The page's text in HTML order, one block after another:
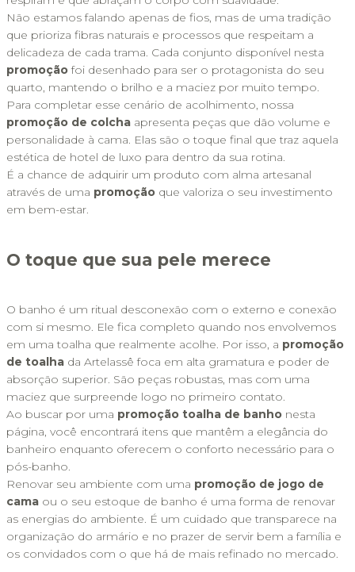
Não estamos falando apenas de fios, mas de uma tradição
que prioriza fibras naturais e processos que respeitam a
promoção foi desenhado para ser o protagonista do seu
quarto, mantendo o brilho e a maciez por muito tempo.
promoção de colcha apresenta peças que dão volume e
personalidade à cama. Elas são o toque final que traz aquela
estética de hotel de luxo para dentro da sua rotina.
É a chance de adquirir um produto com alma artesanal
através de uma promoção que valoriza o seu investimento
em bem-estar.
O toque que sua pele merece
O banho é um ritual desconexão com o externo e conexão
com si mesmo. Ele fica completo quando nos envolvemos
em uma toalha que realmente acolhe. Por isso, a promoção
de toalha da Artelassê foca em alta gramatura e poder de
absorção superior. São peças robustas, mas com uma
maciez que surpreende logo no primeiro contato.
Ao buscar por uma promoção toalha de banho nesta
página, você encontrará itens que mantêm a elegância do
banheiro enquanto oferecem o conforto necessário para o
pós-banho.
Renovar seu ambiente com uma promoção de jogo de
cama ou o seu estoque de banho é uma forma de renovar
as energias do ambiente. É um cuidado que transparece na
organização do armário e no prazer de servir bem a família e
os convidados com o que há de mais refinado no mercado.